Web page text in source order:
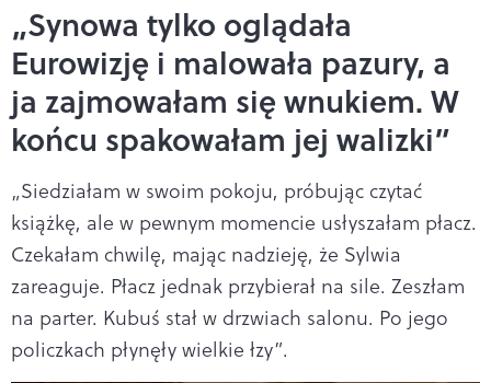
„Synowa tylko oglądała
Eurowizję i malowała pazury, a
ja zajmowałam się wnukiem. W
końcu spakowałam jej walizki”
„Siedziałam w swoim pokoju, próbując czytać
książkę, ale w pewnym momencie usłyszałam płacz.
Czekałam chwilę, mając nadzieję, że Sylwia
zareaguje. Płacz jednak przybierał na sile. Zeszłam
na parter. Kubuś stał w drzwiach salonu. Po jego
policzkach płynęły wielkie łzy”.